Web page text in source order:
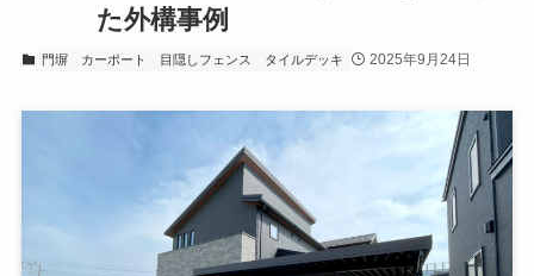
た外構事例
門塀 カーポート 目隠しフェンス タイルデッキ 2025年9月24日